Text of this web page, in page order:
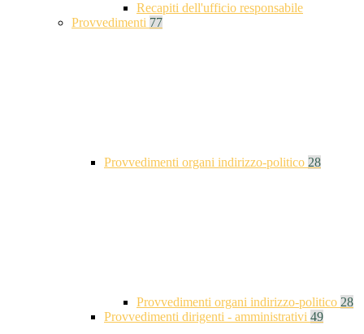
Recapiti dell'ufficio responsabile
Provvedimenti 77
Provvedimenti organi indirizzo-politico 28
Provvedimenti organi indirizzo-politico 28
Provvedimenti dirigenti - amministrativi 49